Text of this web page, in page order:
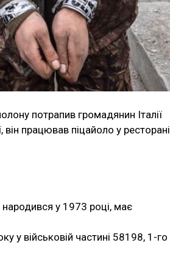
потрапив громадянин Італії
працював піцайоло у ресторані
народився у 1973 році, має
у військовій частині 58198, 1-го